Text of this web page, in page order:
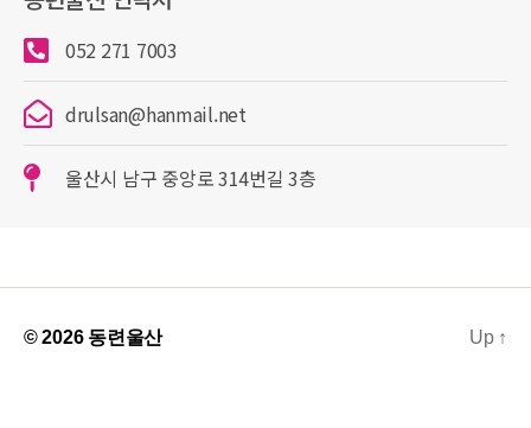
052 271 7003
drulsan@hanmail.net
울산시 남구 중앙로 314번길 3층
© 2026 동련울산 Up ↑